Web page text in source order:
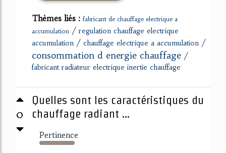
Thèmes liés : fabricant de chauffage electrique a
accumulation / regulation chauffage electrique
accumulation / chauffage electrique a accumulation /
consommation d energie chauffage /
fabricant radiateur electrique inertie chauffage
0
Quelles sont les caractéristiques du
chauffage radiant ...
Pertinence
487%